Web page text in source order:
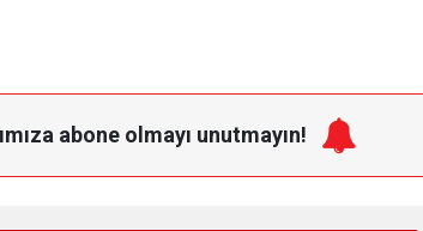
abone olmayı unutmayın!